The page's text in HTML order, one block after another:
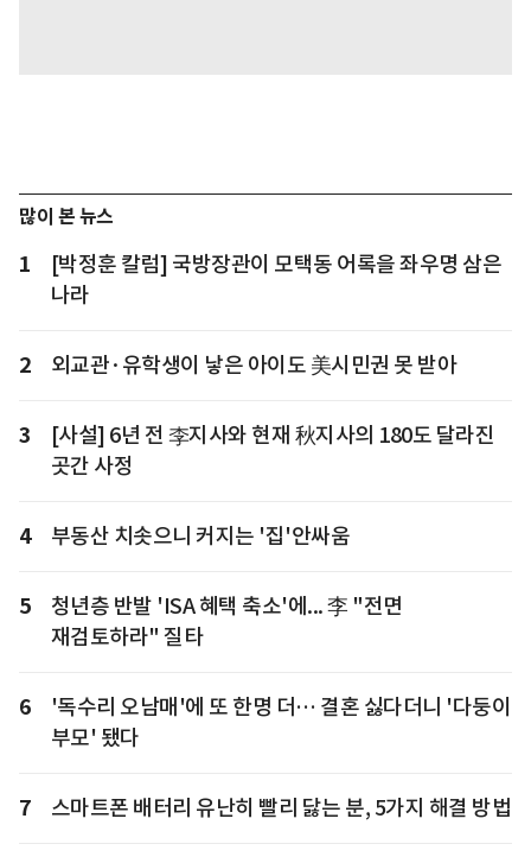
많이 본 뉴스
1
[박정훈 칼럼] 국방장관이 모택동 어록을 좌우명 삼은
나라
2 외교관·유학생이 낳은 아이도 美시민권 못 받아
3
[사설] 6년 전 李지사와 현재 秋지사의 180도 달라진
곳간 사정
4 부동산 치솟으니 커지는 '집'안싸움
5
청년층 반발 'ISA 혜택 축소'에... 李 "전면
재검토하라" 질타
6
'독수리 오남매'에 또 한명 더… 결혼 싫다더니 '다둥이
부모' 됐다
7 스마트폰 배터리 유난히 빨리 닳는 분, 5가지 해결 방법